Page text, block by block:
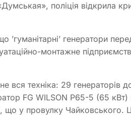
поліція відкрила
ʼгуманітарніʼ генератори
монтажне
вся техніка: 29 генераторів
FG WILSON Р65-5 (65
що у провулку Чайковського.